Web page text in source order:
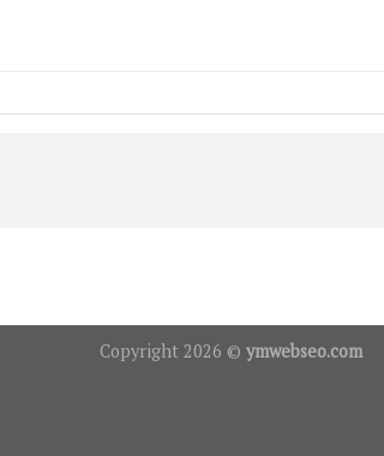
Copyright 2026 © ymwebseo.com